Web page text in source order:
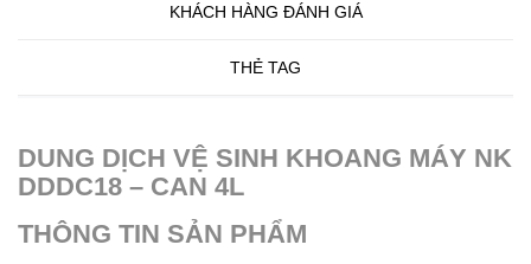
KHÁCH HÀNG ĐÁNH GIÁ
THẺ TAG
DUNG DỊCH VỆ SINH KHOANG MÁY NK
DDDC18 – CAN 4L
THÔNG TIN SẢN PHẨM